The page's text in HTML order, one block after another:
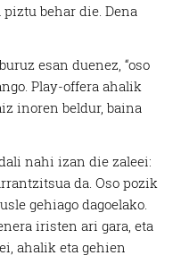
behar die. Dena
esan duenez, “oso
Play-offera ahalik
inoren beldur, baina
nahi izan die zaleei:
da. Oso pozik
gehiago dagoelako.
iristen ari gara, eta
ahalik eta gehien